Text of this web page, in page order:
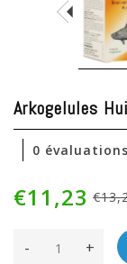
Arkogelules
0 évaluations
€11,23
+
-